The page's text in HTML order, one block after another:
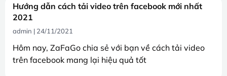
Hướng dẫn cách tải video trên facebook mới nhất
2021
admin 24/11/2021
Hôm nay, ZaFaGo chia sẻ với bạn về cách tải video
trên facebook mang lại hiệu quả tốt